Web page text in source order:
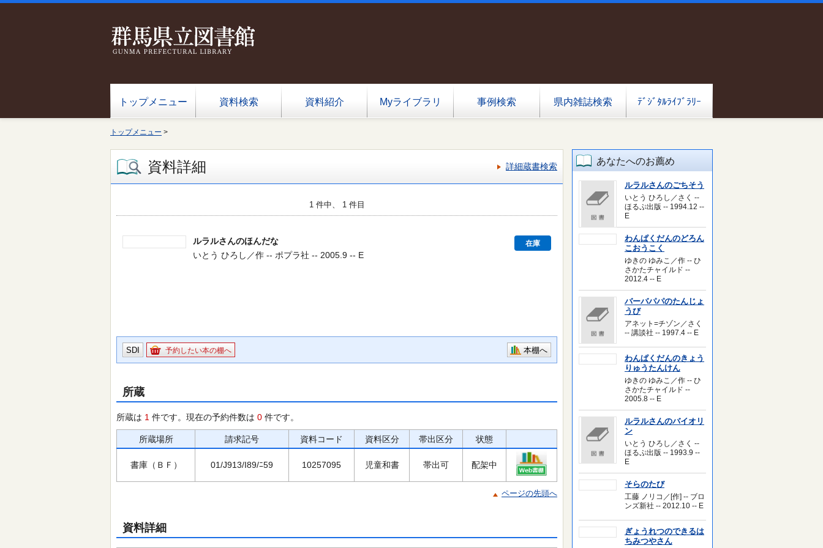
トップメニュー 資料検索 資料紹介 Myライブラリ 事例検索 県内雑誌検索 ﾃﾞｼﾞﾀﾙﾗｲﾌﾞﾗﾘｰ
トップメニュー >
資料詳細 詳細蔵書検索
1 件中、 1 件目
ルラルさんのほんだな 在庫
いとう ひろし／作 -- ポプラ社 -- 2005.9 -- E
SDI 予約したい本の棚へ 本棚へ
所蔵
所蔵は 1 件です。現在の予約件数は 0 件です。
所蔵場所 請求記号 資料コード 資料区分 帯出区分 状態
書庫（ＢＦ） 01/J913/I89/ﾆ59 10257095 児童和書 帯出可 配架中
ページの先頭へ
資料詳細
あなたへのお薦め
ルラルさんのごちそう
いとう ひろし／さく --
ほるぷ出版 -- 1994.12 --
E
わんぱくだんのどろん
こおうこく
ゆきの ゆみこ／作 -- ひ
さかたチャイルド --
2012.4 -- E
バーバパパのたんじょ
うび
アネット=チゾン／さく
-- 講談社 -- 1997.4 -- E
わんぱくだんのきょう
りゅうたんけん
ゆきの ゆみこ／作 -- ひ
さかたチャイルド --
2005.8 -- E
ルラルさんのバイオリ
ン
いとう ひろし／さく --
ほるぷ出版 -- 1993.9 --
E
そらのたび
工藤 ノリコ／[作] -- ブロ
ンズ新社 -- 2012.10 -- E
ぎょうれつのできるは
ちみつやさん